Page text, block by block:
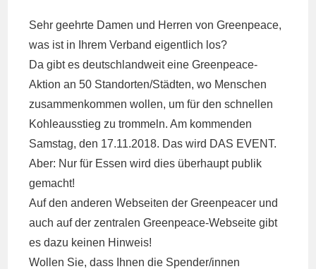
Sehr geehrte Damen und Herren von Greenpeace,
was ist in Ihrem Verband eigentlich los?
Da gibt es deutschlandweit eine Greenpeace-
Aktion an 50 Standorten/Städten, wo Menschen
zusammenkommen wollen, um für den schnellen
Kohleausstieg zu trommeln. Am kommenden
Samstag, den 17.11.2018. Das wird DAS EVENT.
Aber: Nur für Essen wird dies überhaupt publik
gemacht!
Auf den anderen Webseiten der Greenpeacer und
auch auf der zentralen Greenpeace-Webseite gibt
es dazu keinen Hinweis!
Wollen Sie, dass Ihnen die Spender/innen